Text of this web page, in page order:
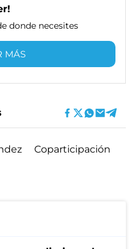
donde necesites
MÁS
Coparticipación